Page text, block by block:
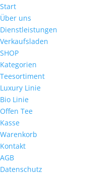
Start
Über uns
Dienstleistungen
Verkaufsladen
SHOP
Kategorien
Teesortiment
Luxury Linie
Bio Linie
Offen Tee
Kasse
Warenkorb
Kontakt
AGB
Datenschutz